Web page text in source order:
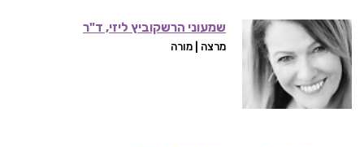
שמעוני הרשקוביץ ליזי, ד"ר
מרצה | מורה